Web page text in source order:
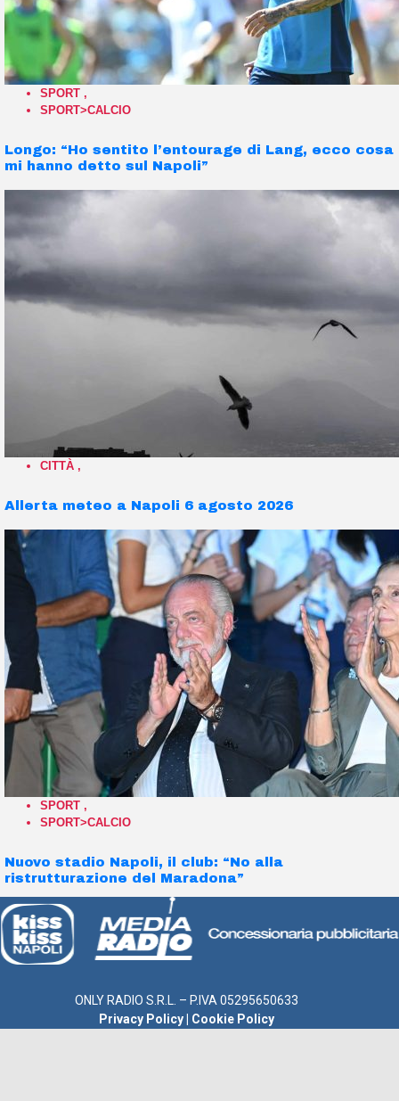
SPORT ,
SPORT>CALCIO
Longo: “Ho sentito l’entourage di Lang, ecco cosa
mi hanno detto sul Napoli”
CITTÀ ,
Allerta meteo a Napoli 6 agosto 2026
SPORT ,
SPORT>CALCIO
Nuovo stadio Napoli, il club: “No alla
ristrutturazione del Maradona”
ONLY RADIO S.R.L. – P.IVA 05295650633
Privacy Policy
Cookie Policy